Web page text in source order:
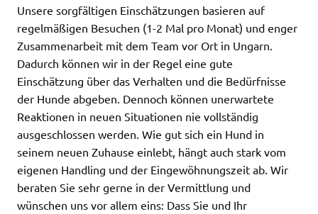
Unsere sorgfältigen Einschätzungen basieren auf
regelmäßigen Besuchen (1-2 Mal pro Monat) und enger
Zusammenarbeit mit dem Team vor Ort in Ungarn.
Dadurch können wir in der Regel eine gute
Einschätzung über das Verhalten und die Bedürfnisse
der Hunde abgeben. Dennoch können unerwartete
Reaktionen in neuen Situationen nie vollständig
ausgeschlossen werden. Wie gut sich ein Hund in
seinem neuen Zuhause einlebt, hängt auch stark vom
eigenen Handling und der Eingewöhnungszeit ab. Wir
beraten Sie sehr gerne in der Vermittlung und
wünschen uns vor allem eins: Dass Sie und Ihr